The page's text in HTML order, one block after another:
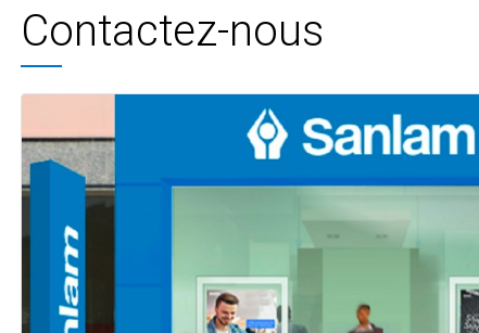
Contactez-nous